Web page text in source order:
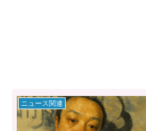
ニュース関連